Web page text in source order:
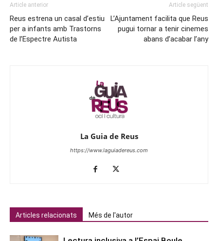
Article anterior
Reus estrena un casal d’estiu
per a infants amb Trastorns
de l’Espectre Autista
Article següent
L’Ajuntament facilita que Reus
pugui tornar a tenir cinemes
abans d’acabar l’any
La Guia de Reus
https://www.laguiadereus.com
Articles relacionats Més de l'autor